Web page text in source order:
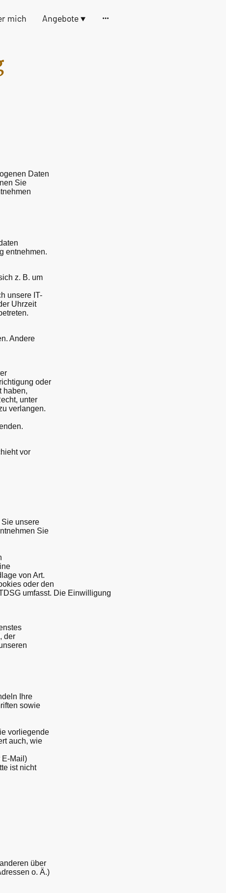
mich Angebote
Daten
Sie
entnehmen.
z. B. um
unsere IT-
Uhrzeit
Andere
oder
haben,
unter
verlangen.
vor
unsere
Sie
von Art.
oder den
umfasst. Die Einwilligung
der
Ihre
sowie
vorliegende
auch, wie
E-Mail)
ist nicht
über
o. Ä.)